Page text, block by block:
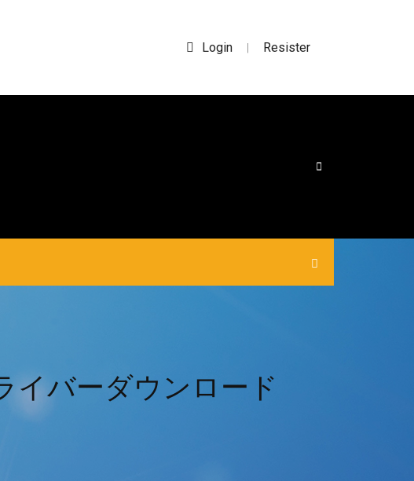
Login | Resister
ライバーダウンロード